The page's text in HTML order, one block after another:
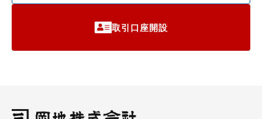
取引口座開設